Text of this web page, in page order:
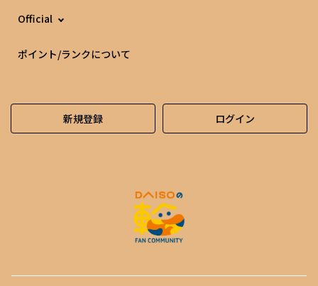
Official
ポイント/ランクについて
新規登録 ログイン